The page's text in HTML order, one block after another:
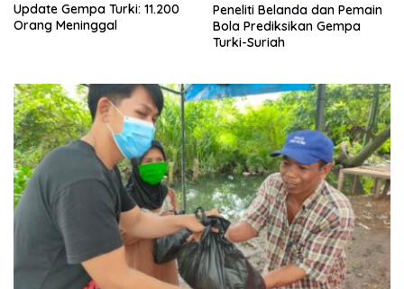
Update Gempa Turki: 11.200
Orang Meninggal
Peneliti Belanda dan Pemain
Bola Prediksikan Gempa
Turki-Suriah